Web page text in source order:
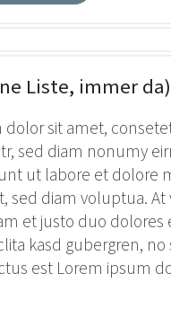
Liste, immer da)
dolor sit amet,
sed diam nonumy
ut labore et dolore
sed diam voluptua. At
et justo duo dolores
kasd gubergren, no
est Lorem ipsum